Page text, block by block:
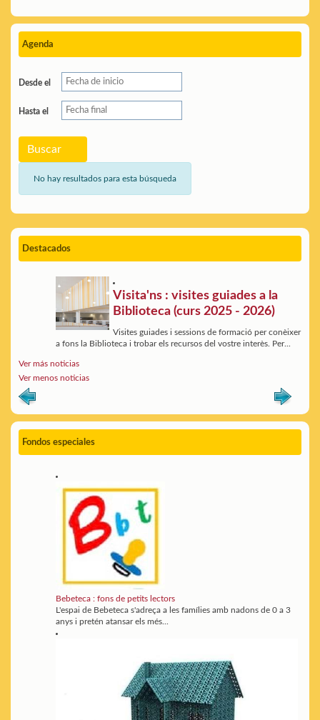
Agenda
Desde el
Hasta el
Buscar
No hay resultados para esta búsqueda
Destacados
Visita'ns : visites guiades a la
Biblioteca (curs 2025 - 2026)
Visites guiades i sessions de formació per conèixer
a fons la Biblioteca i trobar els recursos del vostre interès. Per...
Ver más noticias
Ver menos noticias
Fondos especiales
Bebeteca : fons de petits lectors
L'espai de Bebeteca s'adreça a les famílies amb nadons de 0 a 3
anys i pretén atansar els més...